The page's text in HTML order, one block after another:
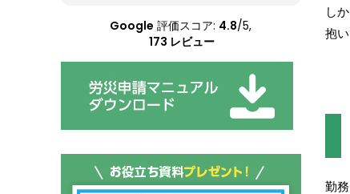
しか
抱
勤
1人でなんとかしようと
させて頂いてからいい
本当によかったです。
Google 評価スコア: 4.8/5,
173 レビュー